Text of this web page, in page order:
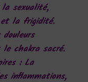
sexualité,
et la frigidité.
chakra sacré.
: La
inflammations,